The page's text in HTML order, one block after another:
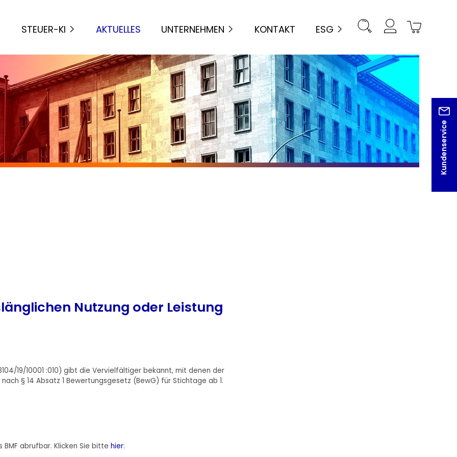
STEUER-KI AKTUELLES UNTERNEHMEN KONTAKT ESG
Kundenservice
Nutzung oder Leistung
19/10001 :010) gibt die Vervielfältiger bekannt, mit denen der
§ 14 Absatz 1 Bewertungsgesetz (BewG) für Stichtage ab 1.
abrufbar. Klicken Sie bitte hier: